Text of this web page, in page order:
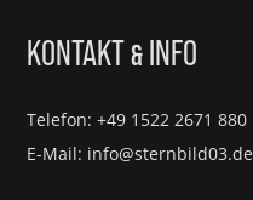
KONTAKT& INFO
Telefon: +49 1522 2671 880
E-Mail: info@sternbild03.de